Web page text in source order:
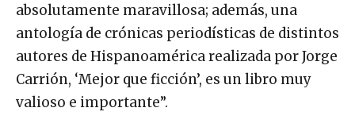
absolutamente maravillosa; además, una
antología de crónicas periodísticas de distintos
autores de Hispanoamérica realizada por Jorge
Carrión, ‘Mejor que ficción’, es un libro muy
valioso e importante”.